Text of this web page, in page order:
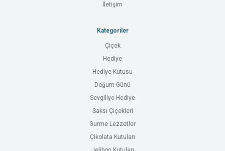
İletişim
Kategoriler
Çiçek
Hediye
Hediye Kutusu
Doğum Günü
Sevgiliye Hediye
Saksı Çiçekleri
Gurme Lezzetler
Çikolata Kutuları